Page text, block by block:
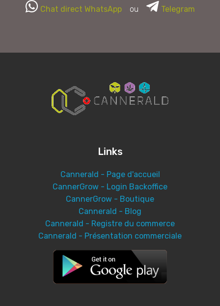
Chat direct WhatsAppou Telegram
Links
Cannerald - Page d'accueil
CannerGrow - Login Backoffice
CannerGrow - Boutique
Cannerald - Blog
Cannerald - Registre du commerce
Cannerald - Présentation commerciale